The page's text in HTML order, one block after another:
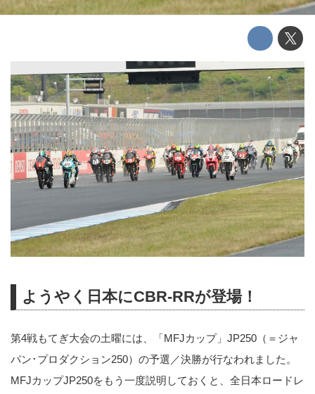
ようやく日本にCBR-RRが登場！
第4戦もてぎ大会の土曜には、「MFJカップ」JP250（＝ジャ
パン･プロダクション250）の予選／決勝が行なわれました。
MFJカップJP250をもう一度説明しておくと、全日本ロードレ